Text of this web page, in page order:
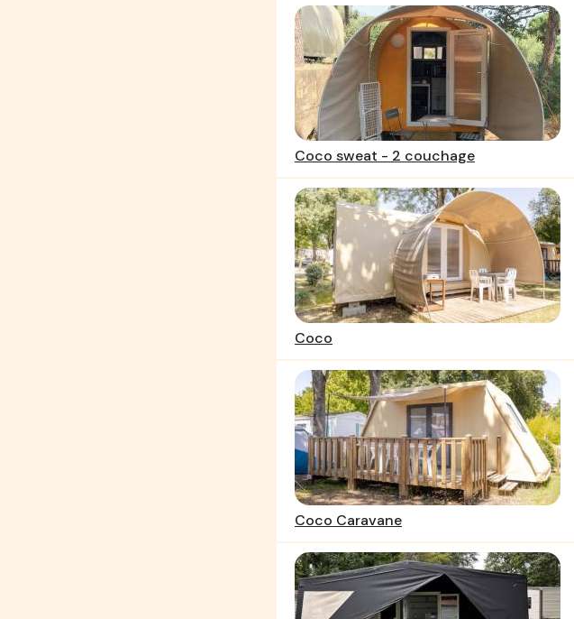
Coco sweat - 2 couchage
Coco
Coco Caravane